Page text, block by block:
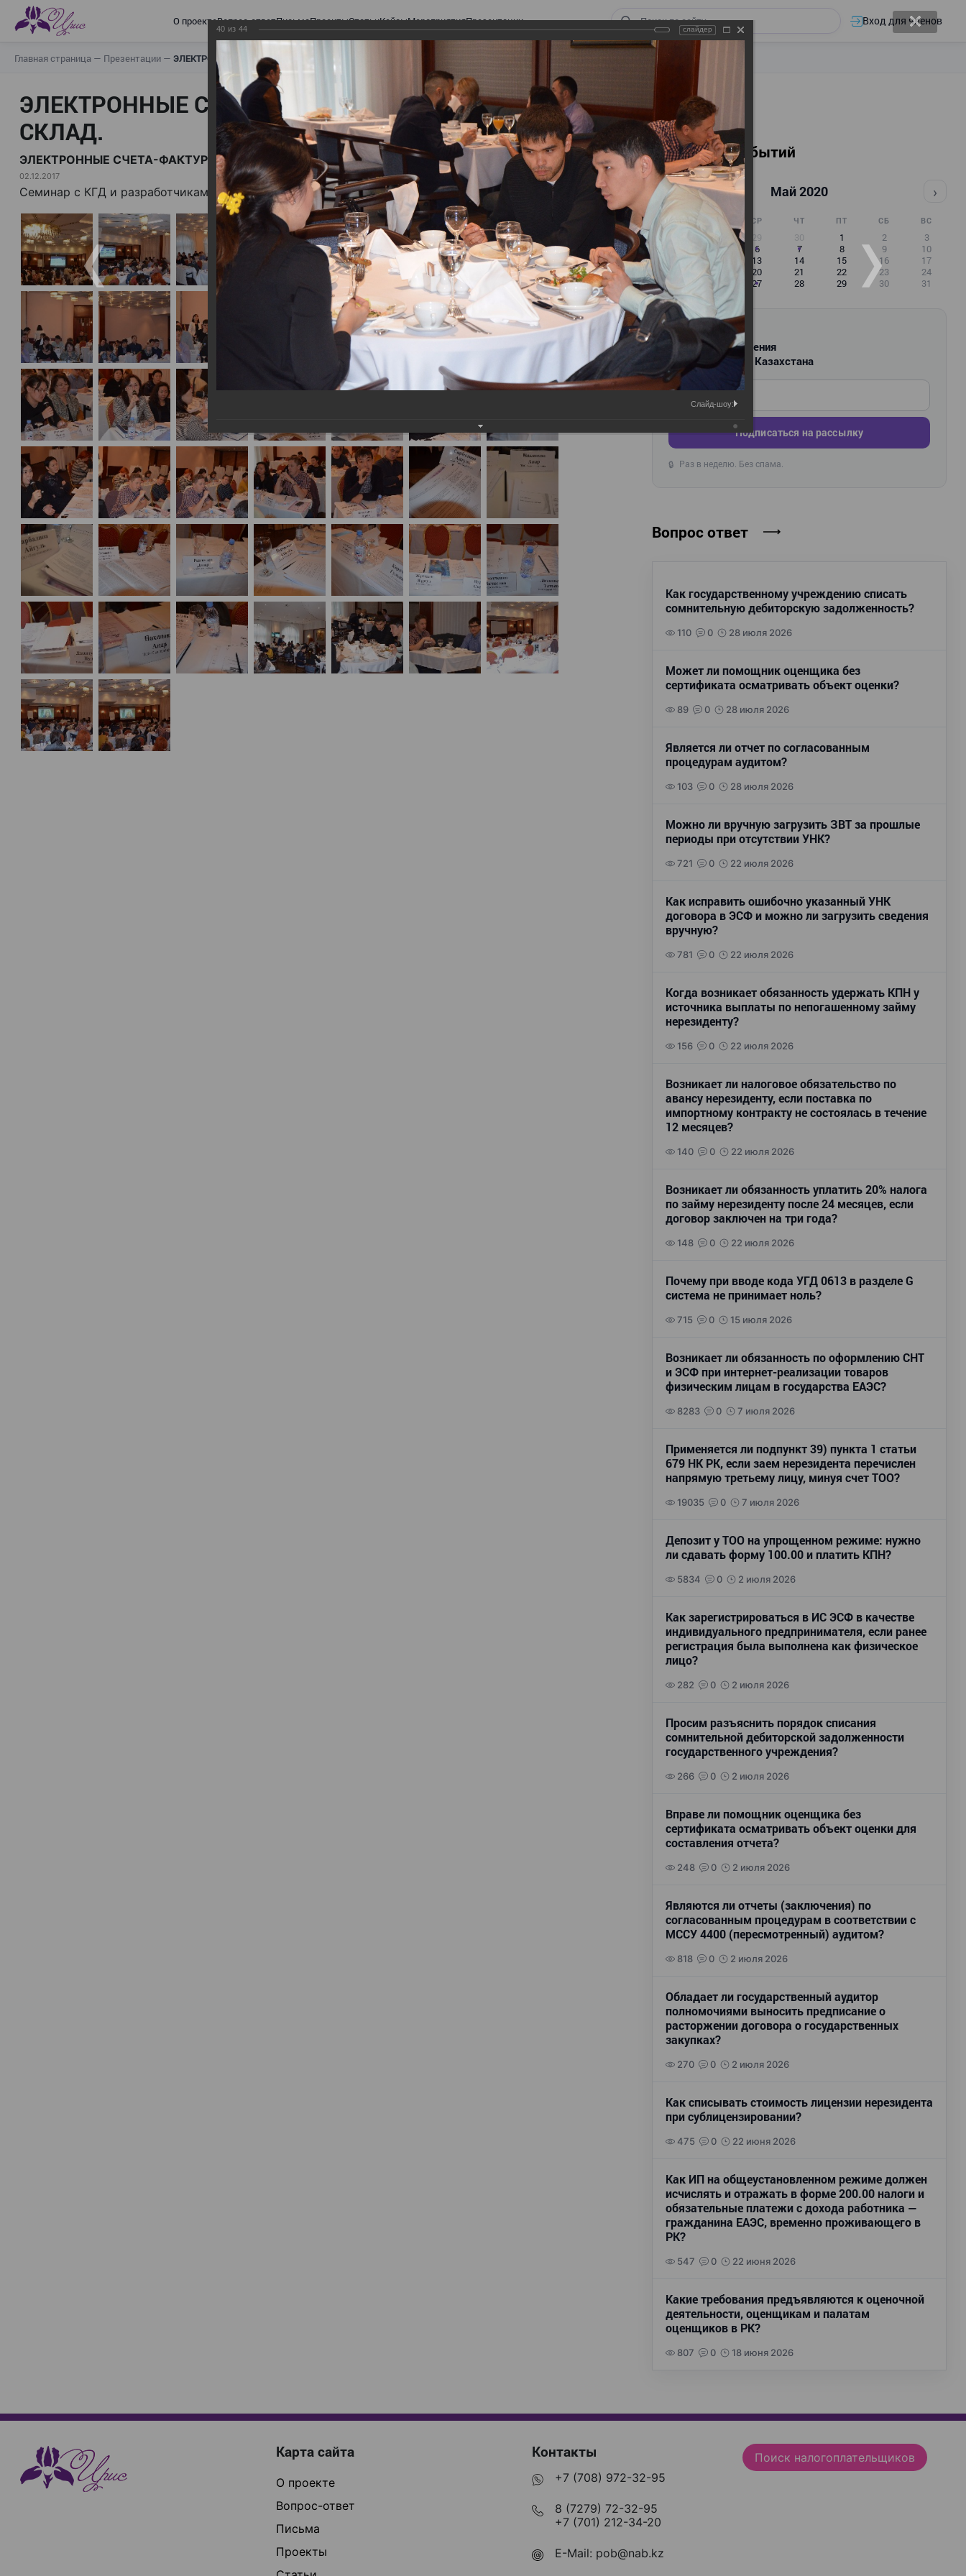
О проектеВопрос-ответПисьмаПроектыСтатьиКейсыМероприятияПрезентации Вход для членов
Главная страница — Презентации — ЭЛЕКТРОННЫЕ СЧЕТА-ФАКТУРЫ. ВИРТУАЛЬНЫЙ СКЛАД.
ЭЛЕКТРОННЫЕ СЧЕТА-ФАКТУРЫ. ВИРТУАЛЬНЫЙ
СКЛАД.
ЭЛЕКТРОННЫЕ СЧЕТА-ФАКТУРЫ. ВИРТУАЛЬНЫЙ СКЛАД.
02.12.2017
Семинар с КГД и разработчиками
Календарь событий
Май 2020 ›
ПН СР ЧТ ПТ СБ ВС
28 29 30 1 2
3
4
6 7 8 9
10
12 13 14 15 16
17
18
19 20 21 22 23
24
26 27 28 29 30 31
РАССЫЛКА
Новости и изменения
для бухгалтеров Казахстана
Введите ваш e-mail
Подписаться на рассылку
🔒 Раз в неделю. Без спама.
Вопрос ответ
Как государственному учреждению списать
сомнительную дебиторскую задолженность?
110 0 28 июля 2026
Может ли помощник оценщика без
сертификата осматривать объект оценки?
89 0 28 июля 2026
Является ли отчет по согласованным
процедурам аудитом?
103 0 28 июля 2026
Можно ли вручную загрузить ЗВТ за прошлые
периоды при отсутствии УНК?
721 0 22 июля 2026
Как исправить ошибочно указанный УНК
договора в ЭСФ и можно ли загрузить сведения
вручную?
781 0 22 июля 2026
Когда возникает обязанность удержать КПН у
источника выплаты по непогашенному займу
нерезиденту?
156 0 22 июля 2026
Возникает ли налоговое обязательство по
авансу нерезиденту, если поставка по
импортному контракту не состоялась в течение
12 месяцев?
140 0 22 июля 2026
Возникает ли обязанность уплатить 20% налога
по займу нерезиденту после 24 месяцев, если
договор заключен на три года?
148 0 22 июля 2026
Почему при вводе кода УГД 0613 в разделе G
система не принимает ноль?
715 0 15 июля 2026
Возникает ли обязанность по оформлению СНТ
и ЭСФ при интернет-реализации товаров
физическим лицам в государства ЕАЭС?
8283 0 7 июля 2026
Применяется ли подпункт 39) пункта 1 статьи
679 НК РК, если заем нерезидента перечислен
напрямую третьему лицу, минуя счет ТОО?
19035 0 7 июля 2026
Депозит у ТОО на упрощенном режиме: нужно
ли сдавать форму 100.00 и платить КПН?
5834 0 2 июля 2026
Как зарегистрироваться в ИС ЭСФ в качестве
индивидуального предпринимателя, если ранее
регистрация была выполнена как физическое
лицо?
282 0 2 июля 2026
Просим разъяснить порядок списания
сомнительной дебиторской задолженности
государственного учреждения?
266 0 2 июля 2026
Вправе ли помощник оценщика без
сертификата осматривать объект оценки для
составления отчета?
248 0 2 июля 2026
Являются ли отчеты (заключения) по
согласованным процедурам в соответствии с
МССУ 4400 (пересмотренный) аудитом?
818 0 2 июля 2026
Обладает ли государственный аудитор
полномочиями выносить предписание о
расторжении договора о государственных
закупках?
270 0 2 июля 2026
Как списывать стоимость лицензии нерезидента
при сублицензировании?
475 0 22 июня 2026
Как ИП на общеустановленном режиме должен
исчислять и отражать в форме 200.00 налоги и
обязательные платежи с дохода работника —
гражданина ЕАЭС, временно проживающего в
РК?
547 0 22 июня 2026
Какие требования предъявляются к оценочной
деятельности, оценщикам и палатам
оценщиков в РК?
807 0 18 июня 2026
Карта сайта
О проекте
Вопрос-ответ
Письма
Проекты
Контакты
+7 (708) 972-32-95
8 (7279) 72-32-95
+7 (701) 212-34-20
E-Mail: pob@nab.kz
Поиск налогоплательщиков
40 из 44 слайдер
Слайд-шоу: